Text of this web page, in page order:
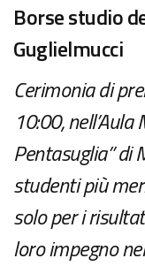
Borse studio
Guglielmucci
Cerimonia di
10:00, nell’Aula
Pentasuglia” di
studenti più
solo per i
loro impegno